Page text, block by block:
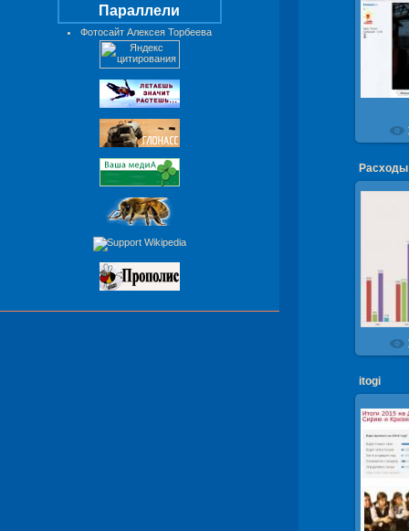
Параллели
Фотосайт Алексея Торбеева
Расходы
itogi
Итоги
не